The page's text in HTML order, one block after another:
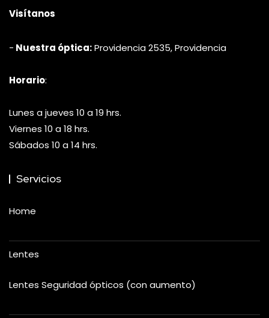
Visítanos
- Nuestra óptica:Providencia 2535, Providencia
Horario:
Lunes a jueves 10 a 19 hrs.
Viernes 10 a 18 hrs.
Sábados 10 a 14 hrs.
Servicios
Home
Lentes
Lentes Seguridad ópticos (con aumento)